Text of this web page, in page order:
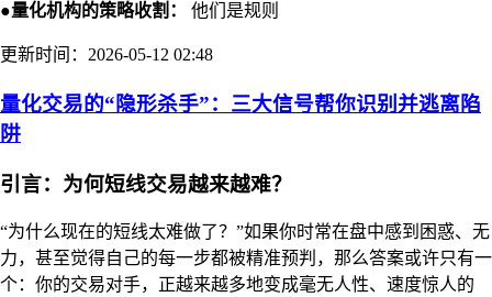
●量化机构的策略收割： 他们是规则
更新时间：2026-05-12 02:48
量化交易的“隐形杀手”：三大信号帮你识别并逃离陷
阱
引言：为何短线交易越来越难？
“为什么现在的短线太难做了？”如果你时常在盘中感到困惑、无
力，甚至觉得自己的每一步都被精准预判，那么答案或许只有一
个：你的交易对手，正越来越多地变成毫无人性、速度惊人的